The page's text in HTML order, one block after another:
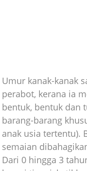
Umur kanak-kanak
perabot, kerana ia
bentuk, bentuk dan
barang-barang
anak usia tertentu).
semaian
Dari 0 hingga 3